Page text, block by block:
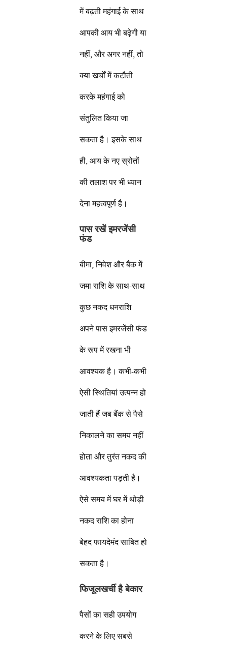
में बढ़ती महंगाई के साथ
आपकी आय भी बढ़ेगी या
नहीं, और अगर नहीं, तो
क्या खर्चों में कटौती
करके महंगाई को
संतुलित किया जा
सकता है। इसके साथ
ही, आय के नए स्रोतों
की तलाश पर भी ध्यान
देना महत्वपूर्ण है।
पास रखें इमरजेंसी
फंड
बीमा, निवेश और बैंक में
जमा राशि के साथ-साथ
कुछ नकद धनराशि
अपने पास इमरजेंसी फंड
के रूप में रखना भी
आवश्यक है। कभी-कभी
ऐसी स्थितियां उत्पन्न हो
जाती हैं जब बैंक से पैसे
निकालने का समय नहीं
होता और तुरंत नकद की
आवश्यकता पड़ती है।
ऐसे समय में घर में थोड़ी
नकद राशि का होना
बेहद फायदेमंद साबित हो
सकता है।
फिजूलखर्ची है बेकार
पैसों का सही उपयोग
करने के लिए सबसे